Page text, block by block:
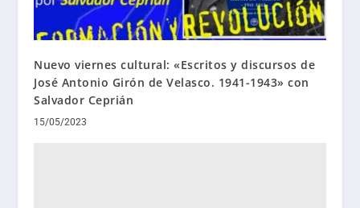
Nuevo viernes cultural: «Escritos y discursos de
José Antonio Girón de Velasco. 1941-1943» con
Salvador Ceprián
15/05/2023